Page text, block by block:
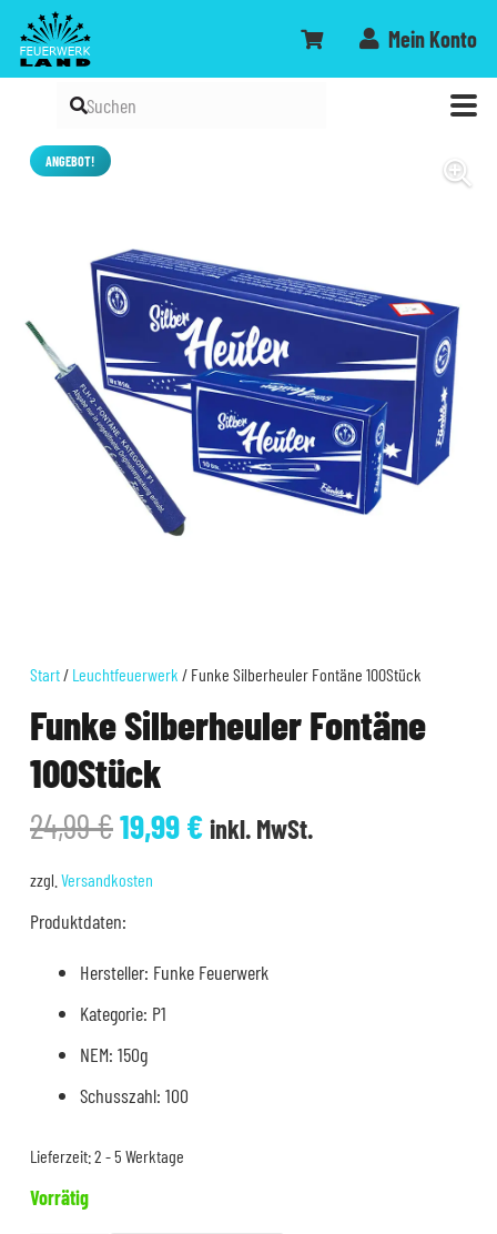
Mein Konto
ANGEBOT!
Start/ Leuchtfeuerwerk / Funke Silberheuler Fontäne 100Stück
Funke Silberheuler Fontäne
100Stück
24,99€Ursprünglicher
Preis
war:
24,99 €
19,99€Aktueller
inkl. MwSt.
zzgl. Versandkosten
Produktdaten:
Hersteller: Funke Feuerwerk
Kategorie: P1
NEM: 150g
Schusszahl: 100
Lieferzeit:2 - 5 Werktage
Vorrätig